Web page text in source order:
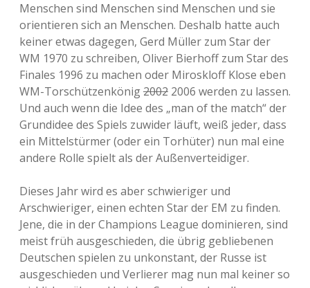
Menschen sind Menschen sind Menschen und sie
orientieren sich an Menschen. Deshalb hatte auch
keiner etwas dagegen, Gerd Müller zum Star der
WM 1970 zu schreiben, Oliver Bierhoff zum Star des
Finales 1996 zu machen oder Miroskloff Klose eben
WM-Torschützenkönig2002 2006 werden zu lassen.
Und auch wenn die Idee des „man of the match“ der
Grundidee des Spiels zuwider läuft, weiß jeder, dass
ein Mittelstürmer (oder ein Torhüter) nun mal eine
andere Rolle spielt als der Außenverteidiger.
Dieses Jahr wird es aber schwieriger und
Arschwieriger, einen echten Star der EM zu finden.
Jene, die in der Champions League dominieren, sind
meist früh ausgeschieden, die übrig gebliebenen
Deutschen spielen zu unkonstant, der Russe ist
ausgeschieden und Verlierer mag nun mal keiner so